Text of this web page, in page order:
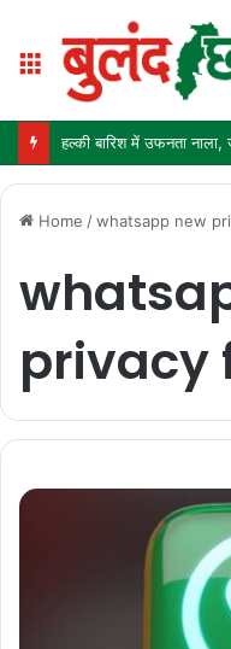
Menu
Home /whatsapp new
privacy